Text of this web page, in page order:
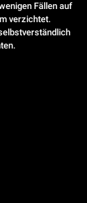
Fällen auf
verzichtet.